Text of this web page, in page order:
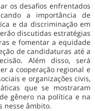
os desafios enfrentados
a importância de
e da discriminação em
discutidas estratégias
e fomentar a equidade
de candidaturas até a
Além disso, será
a cooperação regional e
e organizações civis,
que se mostraram
gênero na política e na
nesse âmbito.